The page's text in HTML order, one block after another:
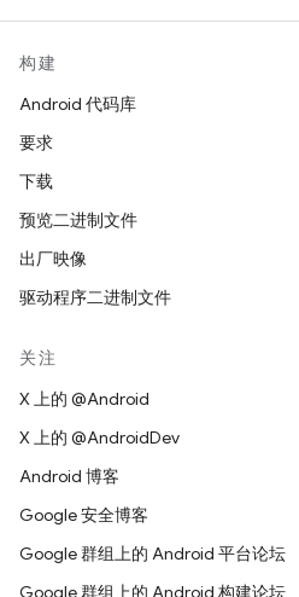
构建
Android 代码库
要求
下载
预览二进制文件
出厂映像
驱动程序二进制文件
关注
X 上的 @Android
X 上的 @AndroidDev
Android 博客
Google 安全博客
Google 群组上的 Android 平台论坛
Google 群组上的 Android 构建论坛